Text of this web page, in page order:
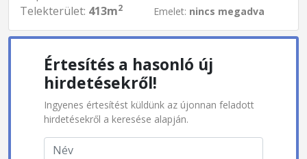
Telekterület: 413m2
Emelet: nincs megadva
Értesítés a hasonló új
hirdetésekről!
Ingyenes értesítést küldünk az újonnan feladott
hirdetésekről a keresése alapján.